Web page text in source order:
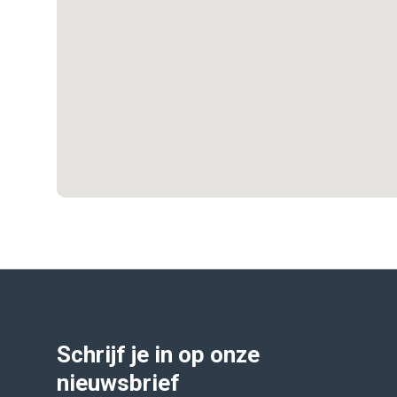
Schrijf je in op onze
nieuwsbrief